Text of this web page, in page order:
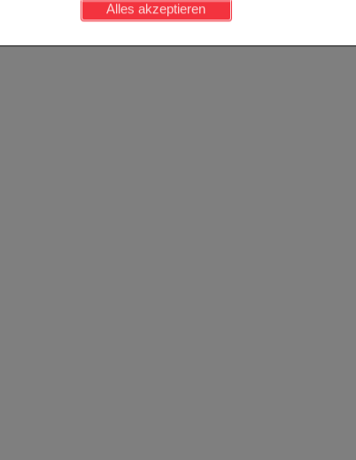
genutzt um das Einkaufserlebnis noch ansprechender zu
des Besuchers oder unsere Seite an bevorzugte
zu betreiben.
Website weiter für Sie optimieren können, den Inhalt
möglichst relevant für Sie zu gestalten. Bitte beachten Sie,
Alles akzeptieren